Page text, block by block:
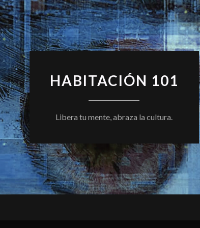
HABITACIÓN 101
Libera tu mente, abraza la cultura.